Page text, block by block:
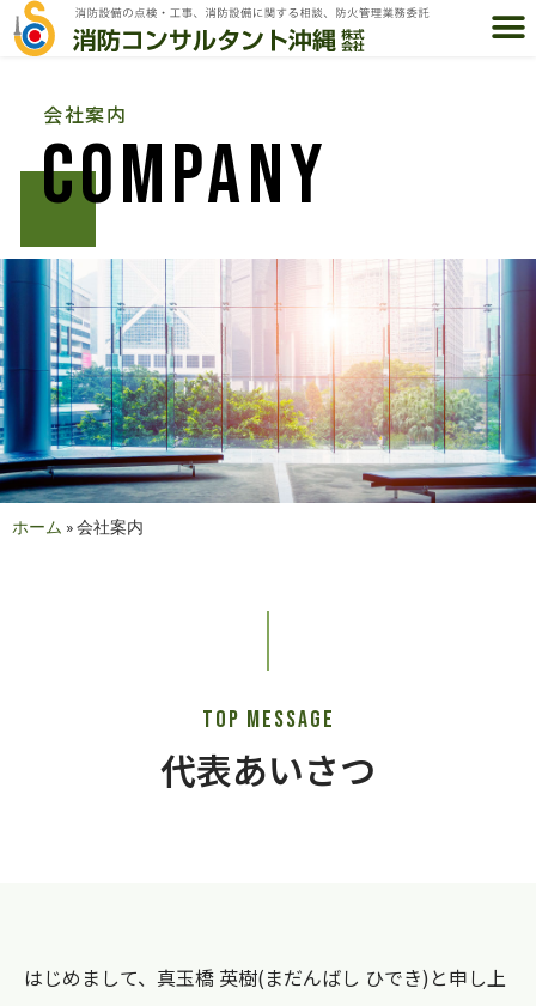
会社案内
COMPANY
ホーム »会社案内
TOP MESSAGE
代表あいさつ
はじめまして、真玉橋 英樹(まだんばし ひでき)と申し上